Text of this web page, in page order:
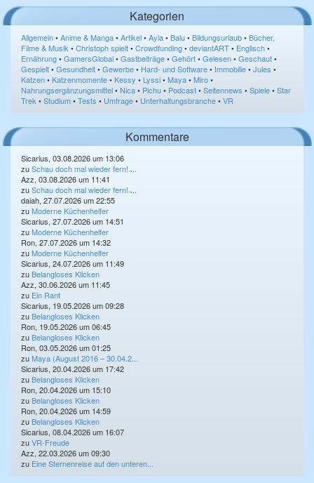
Kategorien
Allgemein•Anime & Manga•Artikel•Ayla•Balu•Bildungsurlaub•Bücher,
Filme & Musik •Christoph spielt•Crowdfunding•deviantART• Englisch•
Ernährung•GamersGlobal•Gastbeiträge•Gehört•Gelesen•Geschaut•
Gespielt•Gesundheit•Gewerbe• Hard- und Software• Immobilie•Jules •
Katzen•Katzenmomente•Kessy • Lyssi•Maya•Miro•
Nahrungsergänzungsmittel•Nica• Pichu• Podcast•Seitennews •Spiele•Star
Trek •Studium•Tests • Umfrage• Unterhaltungsbranche•VR
Kommentare
Sicarius, 03.08.2026 um 13:06
zuSchau doch mal wieder fern! ̵...
Azz, 03.08.2026 um 11:41
zuSchau doch mal wieder fern! ̵...
daiah, 27.07.2026 um 22:55
zuModerne Küchenhelfer
Sicarius, 27.07.2026 um 14:51
zuModerne Küchenhelfer
Ron, 27.07.2026 um 14:32
zuModerne Küchenhelfer
Sicarius, 24.07.2026 um 11:49
zu Belangloses Klicken
Azz, 30.06.2026 um 11:45
zu Ein Rant
Sicarius, 19.05.2026 um 09:28
zu Belangloses Klicken
Ron, 19.05.2026 um 06:45
zu Belangloses Klicken
Ron, 03.05.2026 um 01:25
zuMaya (August 2016 – 30.04.2...
Sicarius, 20.04.2026 um 17:42
zu Belangloses Klicken
Ron, 20.04.2026 um 15:10
zu Belangloses Klicken
Ron, 20.04.2026 um 14:59
zu Belangloses Klicken
Sicarius, 08.04.2026 um 16:07
zuVR-Freude
Azz, 22.03.2026 um 09:30
zu Eine Sternenreise auf den unteren...